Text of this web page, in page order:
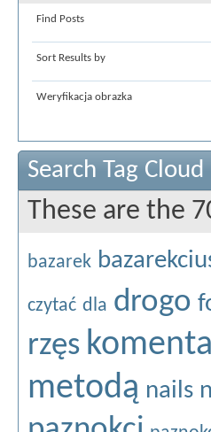
Find Posts
Sort Results by
Weryfikacja obrazka
Search Tag Cloud
These are the
bazarek
czytać dla drogo
rzęs
metodą nails